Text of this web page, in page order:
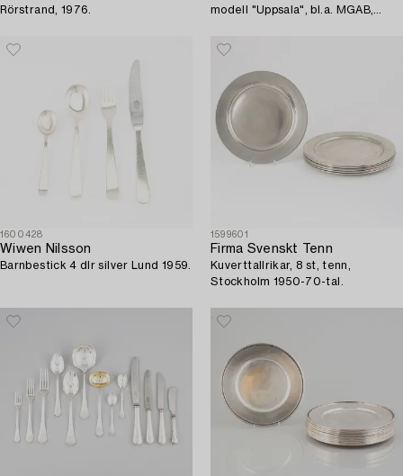
Rörstrand, 1976.
modell "Uppsala", bl.a. MGAB,
1600428
Wiwen Nilsson
Barnbestick 4 dlr silver Lund 1959.
1599601
Firma Svenskt Tenn
Kuverttallrikar, 8 st, tenn,
Stockholm 1950-70-tal.